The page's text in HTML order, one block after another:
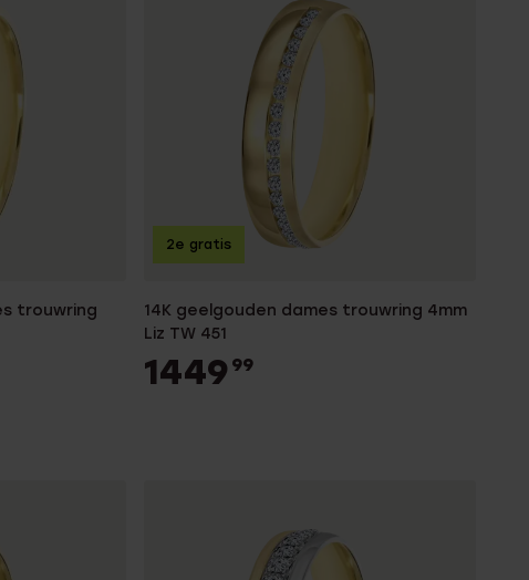
trouwring
14K geelgouden dames trouwring 4mm
Liz TW 451
1449 99
2e gratis